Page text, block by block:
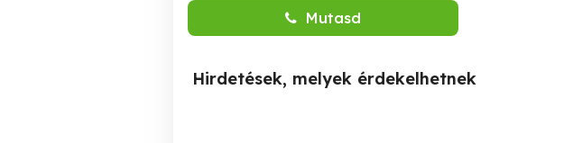
Mutasd
Hirdetések, melyek érdekelhetnek